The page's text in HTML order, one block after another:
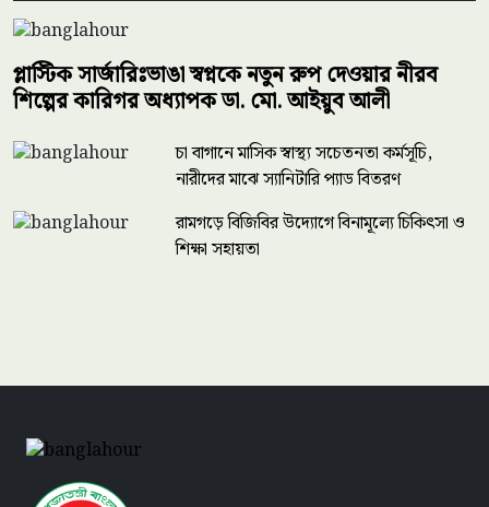
প্লাস্টিক সার্জারিঃভাঙা স্বপ্নকে নতুন রুপ দেওয়ার নীরব
শিল্পের কারিগর অধ্যাপক ডা. মো. আইয়ুব আলী
চা বাগানে মাসিক স্বাস্থ্য সচেতনতা কর্মসূচি,
নারীদের মাঝে স্যানিটারি প্যাড বিতরণ
রামগড়ে বিজিবির উদ্যোগে বিনামূল্যে চিকিৎসা ও
শিক্ষা সহায়তা